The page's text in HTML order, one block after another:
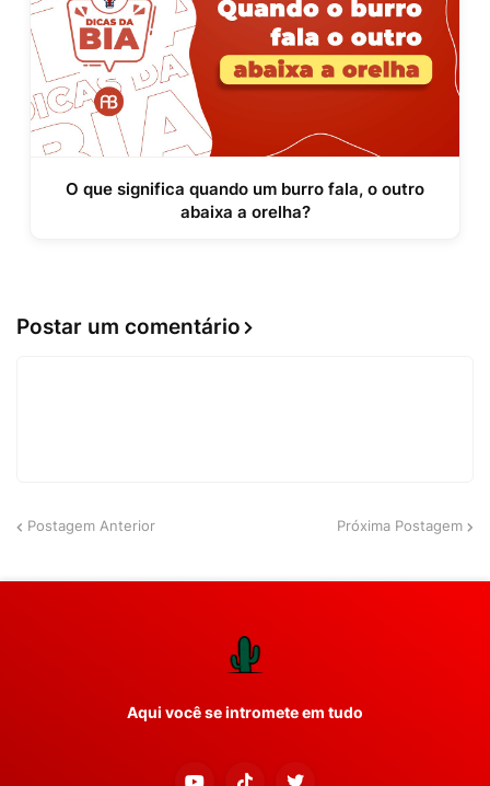
O que significa quando um burro fala, o outro
abaixa a orelha?
Postar um comentário
Postagem Anterior Próxima Postagem
Aqui você se intromete em tudo